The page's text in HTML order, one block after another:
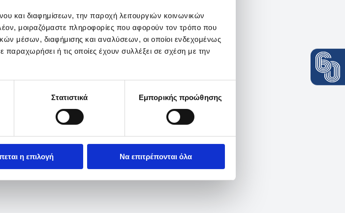
και διαφημίσεων, την παροχή λειτουργιών κοινωνικών
μοιραζόμαστε πληροφορίες που αφορούν τον τρόπο που
μέσων, διαφήμισης και αναλύσεων, οι οποίοι ενδεχομένως
ή τις οποίες έχουν συλλέξει σε σχέση με την
Στατιστικά Εμπορικής προώθησης
η επιλογή Να επιτρέπονται όλα